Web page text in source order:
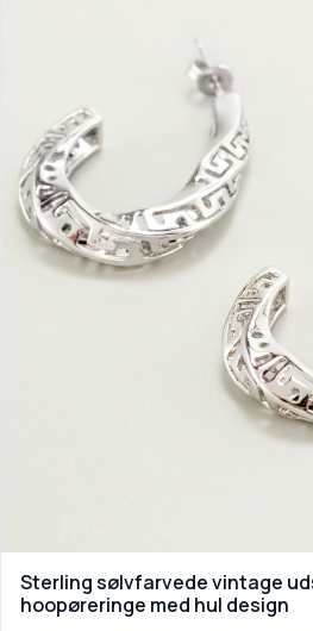
Sterling sølvfarvede vintage
hoopøreringe med hul design